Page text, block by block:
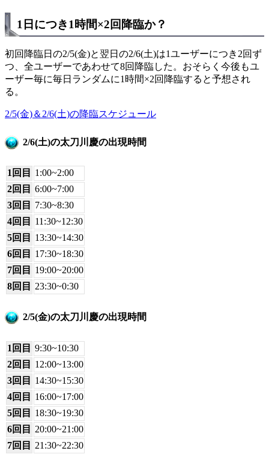
1日につき1時間×2回降臨か？
初回降臨日の2/5(金)と翌日の2/6(土)は1ユーザーにつき2回ず
つ、全ユーザーであわせて8回降臨した。おそらく今後もユ
ーザー毎に毎日ランダムに1時間×2回降臨すると予想され
る。
2/5(金)＆2/6(土)の降臨スケジュール
2/6(土)の太刀川慶の出現時間
1回目
1:00~2:00
2回目 6:00~7:00
3回目
7:30~8:30
4回目
11:30~12:30
5回目
13:30~14:30
6回目
17:30~18:30
7回目
19:00~20:00
8回目
23:30~0:30
2/5(金)の太刀川慶の出現時間
1回目 9:30~10:30
2回目
12:00~13:00
3回目
14:30~15:30
4回目
16:00~17:00
5回目
18:30~19:30
6回目
20:00~21:00
7回目
21:30~22:30